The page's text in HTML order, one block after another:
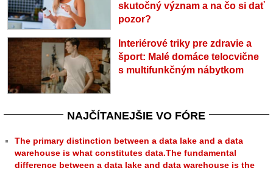
skutočný význam a na čo si dať
pozor?
Interiérové triky pre zdravie a
šport: Malé domáce telocvične
s multifunkčným nábytkom
NAJČÍTANEJŠIE VO FÓRE
The primary distinction between a data lake and a data
warehouse is what constitutes data.The fundamental
difference between a data lake and data warehouse is the